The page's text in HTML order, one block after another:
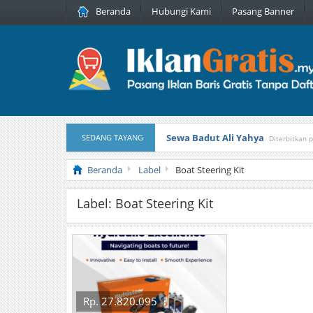
Beranda Hubungi Kami Pasang Banner
SEDANG TAYANG Sewa Badut Ali Yahya Diterbitkan
Honda Brio 1.3 E AT CBU 2012
Beranda Label Boat Steering Kit
Label: Boat Steering Kit
Rp. 27.820.095